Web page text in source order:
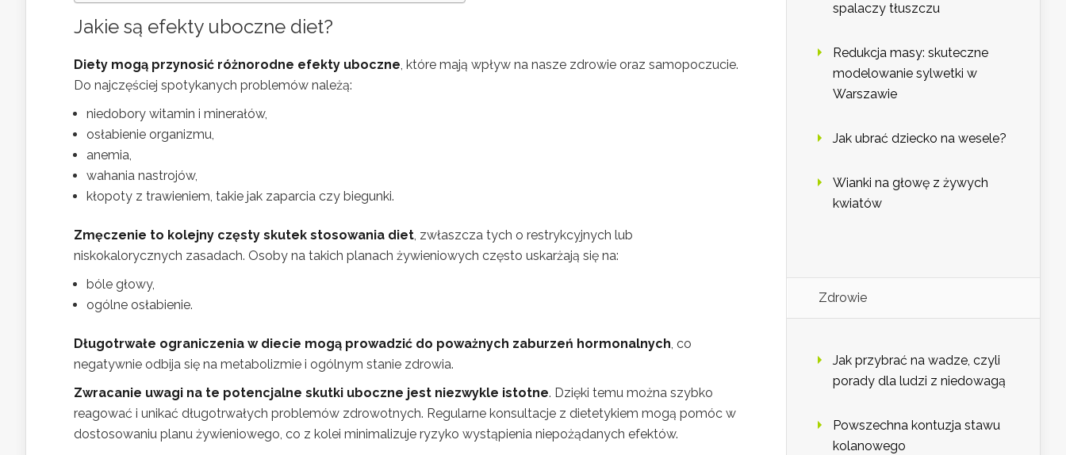
Jakie są efekty uboczne diet?
Diety mogą przynosić różnorodne efekty uboczne, które mają wpływ na nasze zdrowie oraz samopoczucie.
Do najczęściej spotykanych problemów należą:
niedobory witamin i minerałów,
osłabienie organizmu,
anemia,
wahania nastrojów,
kłopoty z trawieniem, takie jak zaparcia czy biegunki.
Zmęczenie to kolejny częsty skutek stosowania diet, zwłaszcza tych o restrykcyjnych lub
niskokalorycznych zasadach. Osoby na takich planach żywieniowych często uskarżają się na:
bóle głowy,
ogólne osłabienie.
Długotrwałe ograniczenia w diecie mogą prowadzić do poważnych zaburzeń hormonalnych, co
negatywnie odbija się na metabolizmie i ogólnym stanie zdrowia.
Zwracanie uwagi na te potencjalne skutki uboczne jest niezwykle istotne. Dzięki temu można szybko
reagować i unikać długotrwałych problemów zdrowotnych. Regularne konsultacje z dietetykiem mogą pomóc w
dostosowaniu planu żywieniowego, co z kolei minimalizuje ryzyko wystąpienia niepożądanych efektów.
spalaczy tłuszczu
Redukcja masy: skuteczne
modelowanie sylwetki w
Warszawie
Jak ubrać dziecko na wesele?
Wianki na głowę z żywych
kwiatów
Zdrowie
Jak przybrać na wadze, czyli
porady dla ludzi z niedowagą
Powszechna kontuzja stawu
kolanowego